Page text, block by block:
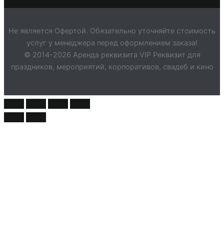
Не является Офертой. Обязательно уточняйте стоимость
услуг у менеджера перед оформлением заказа!
© 2014-2026 Аренда реквизита VIP Реквизит для
праздников, мероприятий, корпоративов, свадеб и кино